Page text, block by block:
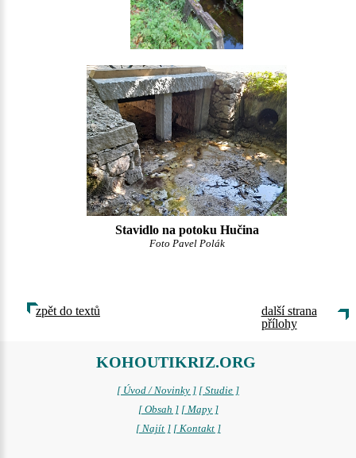
Stavidlo na potoku Hučina
Foto Pavel Polák
zpět do textů
další strana
přílohy
KOHOUTIKRIZ.ORG
[ Úvod / Novinky ] [ Studie ]
[ Obsah ] [ Mapy ]
[ Najít ] [ Kontakt ]